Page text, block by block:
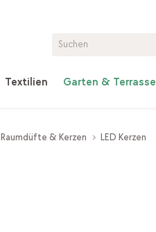
Textilien Garten & Terrasse
Raumdüfte & Kerzen LED Kerzen